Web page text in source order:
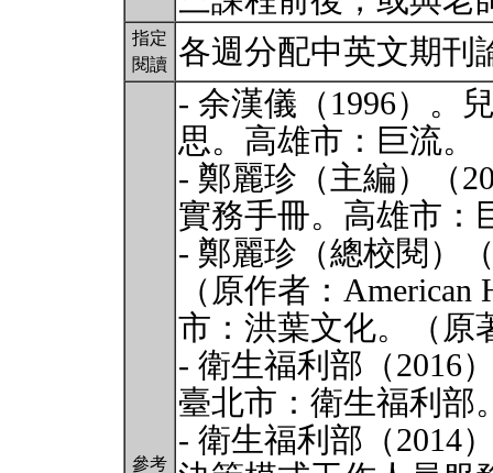
指定
閱讀
各週分配中英文期刊
參考
- 余漢儀（1996）。
思。⾼雄市：巨流。
- 鄭麗珍（主編）（
實務⼿冊。⾼雄市：
- 鄭麗珍（總校閱）
（原作者：American
市：洪葉文化。（原
- 衛⽣福利部（2016
臺北市：衛⽣福利部
- 衛⽣福利部（2014